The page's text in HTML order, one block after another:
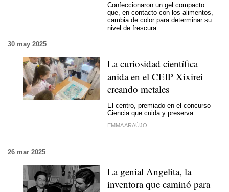
Confeccionaron un gel compacto
que, en contacto con los alimentos,
cambia de color para determinar su
nivel de frescura
30 may 2025
La curiosidad científica
anida en el CEIP Xixirei
creando metales
El centro, premiado en el concurso
Ciencia que cuida y preserva
EMMA ARAÚJO
26 mar 2025
La genial Angelita, la
inventora que caminó para